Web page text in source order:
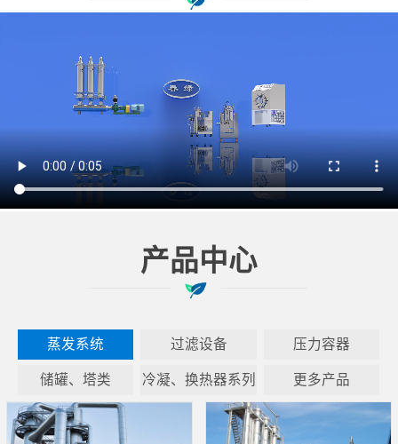
产品中心
蒸发系统 过滤设备 压力容器
储罐、塔类 冷凝、换热器系列 更多产品